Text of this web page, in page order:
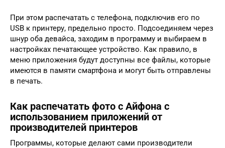
При этом распечатать с телефона, подключив его по
USB к принтеру, предельно просто. Подсоединяем через
шнур оба девайса, заходим в программу и выбираем в
настройках печатающее устройство. Как правило, в
меню приложения будут доступны все файлы, которые
имеются в памяти смартфона и могут быть отправлены
в печать.
Как распечатать фото с Айфона с
использованием приложений от
производителей принтеров
Программы, которые делают сами производители